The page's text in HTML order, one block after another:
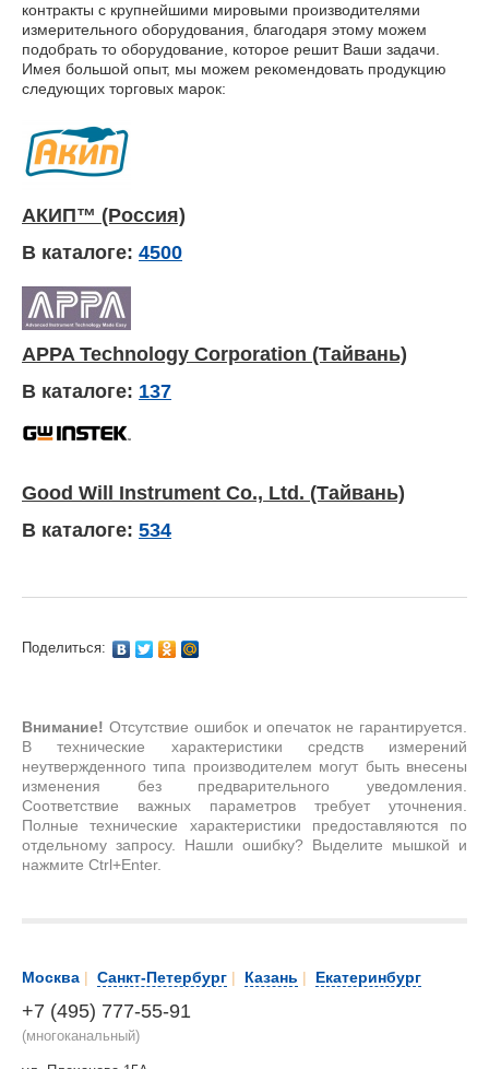
контракты с крупнейшими мировыми производителями
измерительного оборудования, благодаря этому можем
подобрать то оборудование, которое решит Ваши задачи.
Имея большой опыт, мы можем рекомендовать продукцию
следующих торговых марок:
АКИП™ (Россия)
В каталоге: 4500
APPA Technology Corporation (Тайвань)
В каталоге: 137
Good Will Instrument Co., Ltd. (Тайвань)
В каталоге: 534
Поделиться:
Внимание! Отсутствие ошибок и опечаток не гарантируется.
В технические характеристики средств измерений
неутвержденного типа производителем могут быть внесены
изменения без предварительного уведомления.
Соответствие важных параметров требует уточнения.
Полные технические характеристики предоставляются по
отдельному запросу. Нашли ошибку? Выделите мышкой и
нажмите Ctrl+Enter.
Москва | Санкт-Петербург | Казань | Екатеринбург
+7 (495) 777-55-91
(многоканальный)